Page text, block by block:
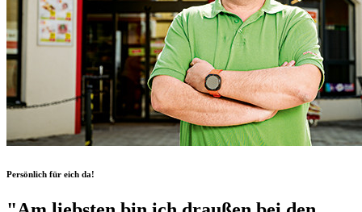
Persönlich für eich da!